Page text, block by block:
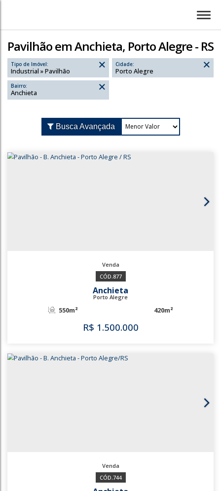
Pavilhão em Anchieta, Porto Alegre - RS
Tipo de Imóvel:
Industrial » Pavilhão
Cidade:
Porto Alegre
Bairro:
Busca Avançada
Anchieta